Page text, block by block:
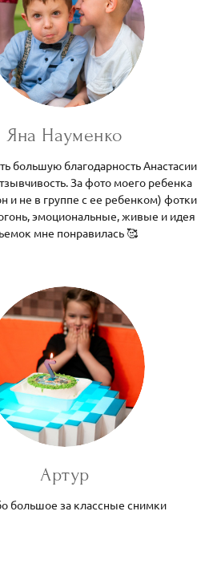
Яна Науменко
большую благодарность Анастасии
За фото моего ребенка
и не в группе с ее ребенком) фотки
эмоциональные, живые и идея
мне понравилась 🥰
Артур
большое за классные снимки